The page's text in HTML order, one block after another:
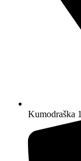
Kumodraška